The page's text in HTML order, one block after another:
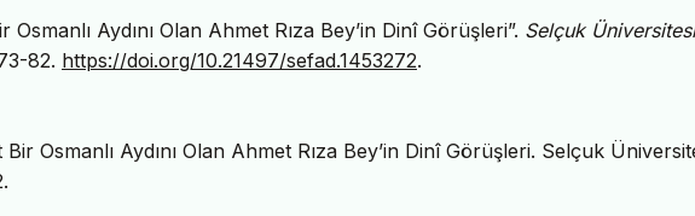
Aydını Olan Ahmet Rıza Bey’in Dinî Görüşleri”. Selçuk Üniversitesi
82. https://doi.org/10.21497/sefad.1453272.
Osmanlı Aydını Olan Ahmet Rıza Bey’in Dinî Görüşleri. Selçuk